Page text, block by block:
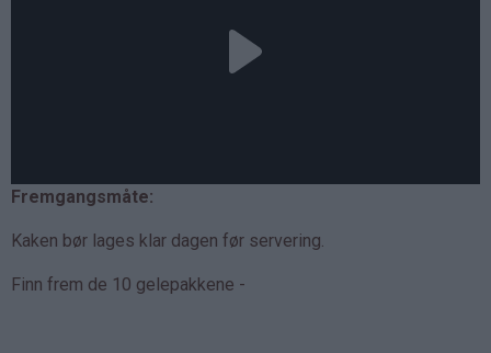
Fremgangsmåte:
Kaken bør lages klar dagen før servering.
Finn frem de 10 gelepakkene -